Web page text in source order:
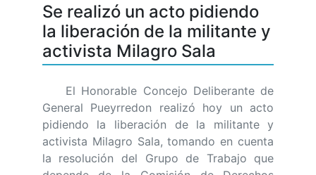
Se realizó un acto pidiendo
la liberación de la militante y
activista Milagro Sala
El Honorable Concejo Deliberante de
General Pueyrredon realizó hoy un acto
pidiendo la liberación de la militante y
activista Milagro Sala, tomando en cuenta
la resolución del Grupo de Trabajo que